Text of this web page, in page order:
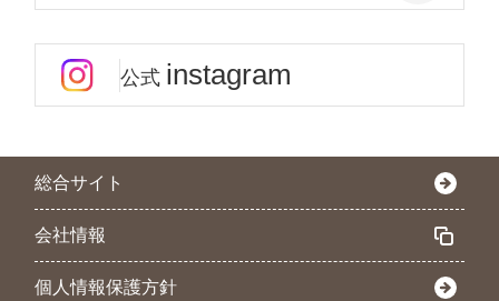
公式 instagram
総合サイト
会社情報
個人情報保護方針